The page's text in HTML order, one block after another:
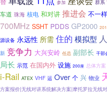
参加 群系
车道 珠海 核电 和对讲 推进会 不一样
700MHz SSHT PDDS GP2000
源设备 永远性 所需 住的 模拟型
新 竞争力 大兴安岭 任总 副部长 干部
局长 示范 在国内外 设施 200座 总体方案
i-Rail ATEX VHF 运 Over 个 兴 物业
方案报价|无线对讲系统解决方案|摩托罗拉无线